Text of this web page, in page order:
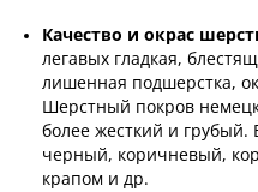
Качество и окрас
легавых гладкая,
лишенная подшерстка,
Шерстный покров
более жесткий и
черный, коричневый,
крапом и др.